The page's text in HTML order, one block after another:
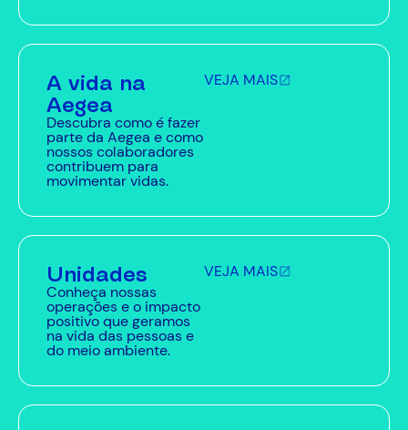
A vida na
Aegea
Descubra como é fazer
parte da Aegea e como
nossos colaboradores
contribuem para
movimentar vidas.
VEJA MAIS
Unidades
Conheça nossas
operações e o impacto
positivo que geramos
na vida das pessoas e
do meio ambiente.
VEJA MAIS